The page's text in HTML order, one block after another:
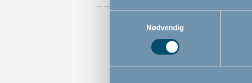
Nødvendig